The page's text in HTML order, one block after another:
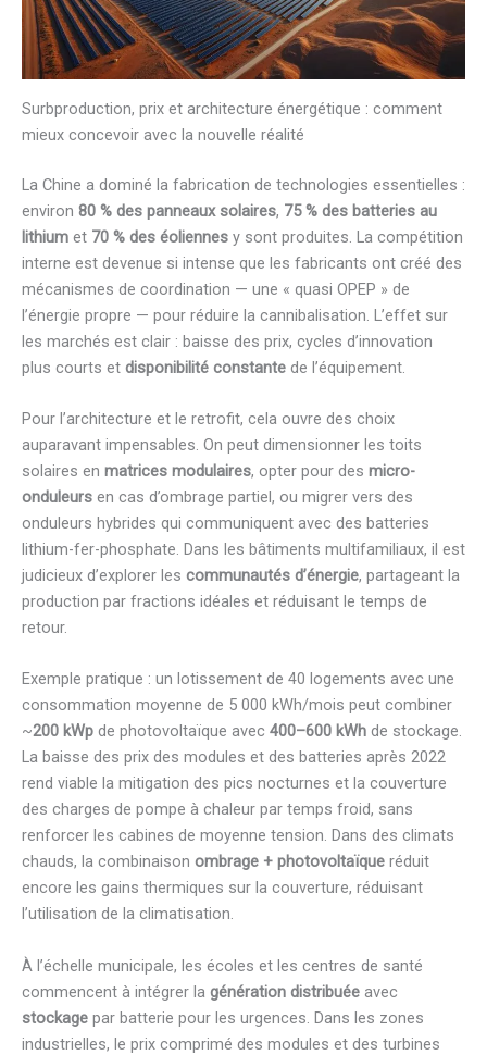
Surbproduction, prix et architecture énergétique : comment
mieux concevoir avec la nouvelle réalité
La Chine a dominé la fabrication de technologies essentielles :
environ 80 % des panneaux solaires, 75 % des batteries au
lithium et 70 % des éoliennes y sont produites. La compétition
interne est devenue si intense que les fabricants ont créé des
mécanismes de coordination — une « quasi OPEP » de
l’énergie propre — pour réduire la cannibalisation. L’effet sur
les marchés est clair : baisse des prix, cycles d’innovation
plus courts et disponibilité constante de l’équipement.
Pour l’architecture et le retrofit, cela ouvre des choix
auparavant impensables. On peut dimensionner les toits
solaires en matrices modulaires, opter pour des micro-
onduleurs en cas d’ombrage partiel, ou migrer vers des
onduleurs hybrides qui communiquent avec des batteries
lithium-fer-phosphate. Dans les bâtiments multifamiliaux, il est
judicieux d’explorer les communautés d’énergie, partageant la
production par fractions idéales et réduisant le temps de
retour.
Exemple pratique : un lotissement de 40 logements avec une
consommation moyenne de 5 000 kWh/mois peut combiner
~200 kWp de photovoltaïque avec 400–600 kWh de stockage.
La baisse des prix des modules et des batteries après 2022
rend viable la mitigation des pics nocturnes et la couverture
des charges de pompe à chaleur par temps froid, sans
renforcer les cabines de moyenne tension. Dans des climats
chauds, la combinaison ombrage + photovoltaïque réduit
encore les gains thermiques sur la couverture, réduisant
l’utilisation de la climatisation.
À l’échelle municipale, les écoles et les centres de santé
commencent à intégrer la génération distribuée avec
stockage par batterie pour les urgences. Dans les zones
industrielles, le prix comprimé des modules et des turbines